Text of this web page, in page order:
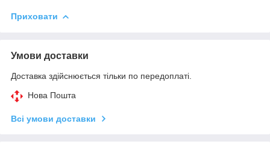
Приховати
Умови доставки
Доставка здійснюється тільки по передоплаті.
Нова Пошта
Всі умови доставки